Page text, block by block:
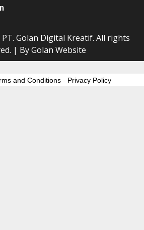
Golan Digital Kreatif. All rights
| By Golan Website
and Conditions- Privacy Policy